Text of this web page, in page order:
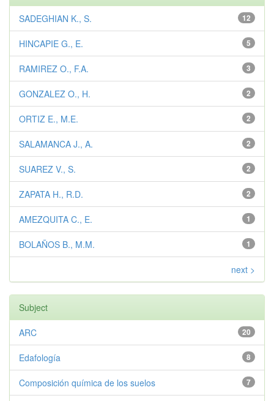
12
SADEGHIAN K., S.
5
HINCAPIE G., E.
3
RAMIREZ O., F.A.
2
GONZALEZ O., H.
2
ORTIZ E., M.E.
2
SALAMANCA J., A.
2
SUAREZ V., S.
2
ZAPATA H., R.D.
1
AMEZQUITA C., E.
1
BOLAÑOS B., M.M.
next >
Subject
20
ARC
8
Edafología
7
Composición química de los suelos